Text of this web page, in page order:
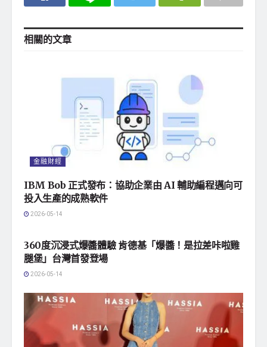
相關的文章
金融財經
IBM Bob 正式發布：協助企業由 AI 輔助編程邁向可
投入生產的成熟軟件
2026-05-14
360度沉浸式爆醬體驗 肯德基「爆醬！是拉差咔啦雞
腿堡」台灣首發登場
2026-05-14